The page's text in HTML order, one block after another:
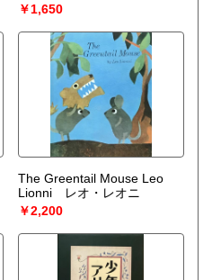
￥1,650
The Greentail Mouse Leo
Lionni レオ・レオニ
￥2,200